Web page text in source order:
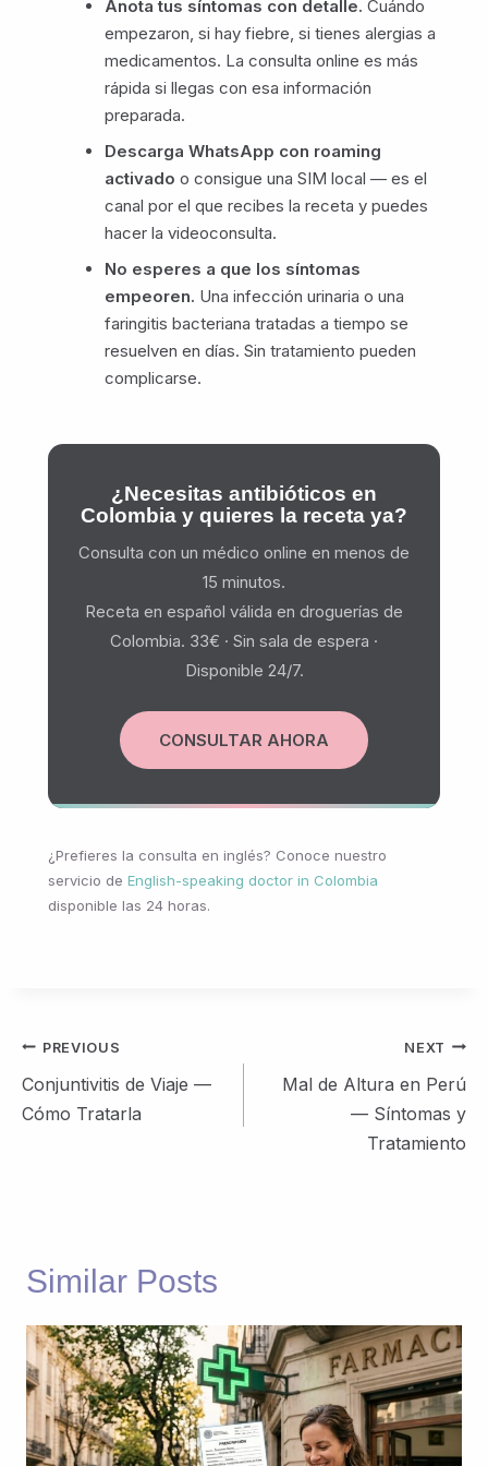
Anota tus síntomas con detalle. Cuándo
empezaron, si hay fiebre, si tienes alergias a
medicamentos. La consulta online es más
rápida si llegas con esa información
preparada.
Descarga WhatsApp con roaming
activado o consigue una SIM local — es el
canal por el que recibes la receta y puedes
hacer la videoconsulta.
No esperes a que los síntomas
empeoren. Una infección urinaria o una
faringitis bacteriana tratadas a tiempo se
resuelven en días. Sin tratamiento pueden
complicarse.
¿Necesitas antibióticos en
Colombia y quieres la receta ya?
Consulta con un médico online en menos de
15 minutos.
Receta en español válida en droguerías de
Colombia. 33€ · Sin sala de espera ·
Disponible 24/7.
CONSULTAR AHORA
¿Prefieres la consulta en inglés? Conoce nuestro
servicio de English-speaking doctor in Colombia
disponible las 24 horas.
Post
navigation
PREVIOUS
Conjuntivitis de Viaje —
Cómo Tratarla
NEXT
Mal de Altura en Perú
— Síntomas y
Tratamiento
Similar Posts